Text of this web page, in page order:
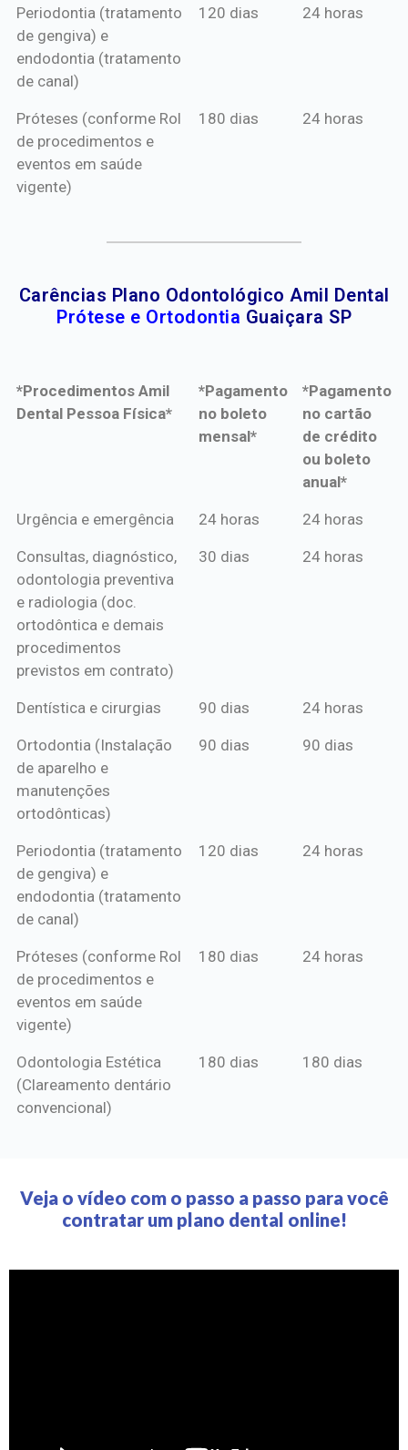
Periodontia (tratamento
de gengiva) e
endodontia (tratamento
de canal)
120 dias 24 horas
Próteses (conforme Rol
de procedimentos e
eventos em saúde
vigente)
180 dias 24 horas
Carências Plano Odontológico Amil Dental
Prótese e Ortodontia Guaiçara SP
*Procedimentos Amil
Dental Pessoa Física*
*Pagamento
no boleto
mensal*
*Pagamento
no cartão
de crédito
ou boleto
anual*
*Procedimentos Amil
*Pagamento
mensal*
*Pagamento
de crédito
Urgência e emergência 24 horas 24 horas
Consultas, diagnóstico,
odontologia preventiva
e radiologia (doc.
ortodôntica e demais
procedimentos
previstos em contrato)
30 dias 24 horas
Dentística e cirurgias 90 dias 24 horas
Ortodontia (Instalação
de aparelho e
manutenções
ortodônticas)
90 dias 90 dias
Periodontia (tratamento
de gengiva) e
endodontia (tratamento
de canal)
120 dias 24 horas
Próteses (conforme Rol
de procedimentos e
eventos em saúde
vigente)
180 dias 24 horas
Odontologia Estética
(Clareamento dentário
convencional)
180 dias 180 dias
Veja o vídeo com o passo a passo para você
contratar um plano dental online!